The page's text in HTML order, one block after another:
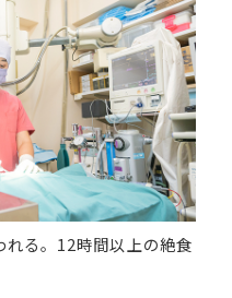
る。12時間以上の絶食